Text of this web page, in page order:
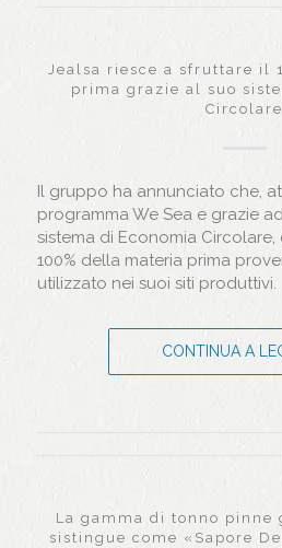
Jealsa riesce a sfruttare il
prima grazie al suo
Circolare
Il gruppo ha annunciato che,
programma We Sea e grazie
sistema di Economia
100% della materia prima
utilizzato nei suoi siti produttivi.
CONTINUA A
La gamma di tonno pinne
sistingue come «Sapore